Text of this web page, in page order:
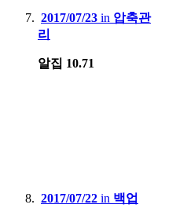
2017/07/23 in 압축관
리
알집 10.71
2017/07/22 in 백업